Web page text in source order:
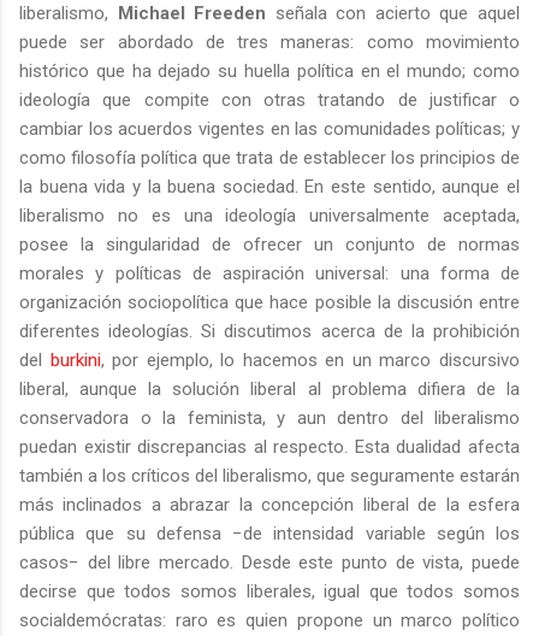
liberalismo, Michael Freeden señala con acierto que aquel
puede ser abordado de tres maneras: como movimiento
histórico que ha dejado su huella política en el mundo; como
ideología que compite con otras tratando de justificar o
cambiar los acuerdos vigentes en las comunidades políticas; y
como filosofía política que trata de establecer los principios de
la buena vida y la buena sociedad. En este sentido, aunque el
liberalismo no es una ideología universalmente aceptada,
posee la singularidad de ofrecer un conjunto de normas
morales y políticas de aspiración universal: una forma de
organización sociopolítica que hace posible la discusión entre
diferentes ideologías. Si discutimos acerca de la prohibición
del burkini, por ejemplo, lo hacemos en un marco discursivo
liberal, aunque la solución liberal al problema difiera de la
conservadora o la feminista, y aun dentro del liberalismo
puedan existir discrepancias al respecto. Esta dualidad afecta
también a los críticos del liberalismo, que seguramente estarán
más inclinados a abrazar la concepción liberal de la esfera
pública que su defensa −de intensidad variable según los
casos− del libre mercado. Desde este punto de vista, puede
decirse que todos somos liberales, igual que todos somos
socialdemócratas: raro es quien propone un marco político